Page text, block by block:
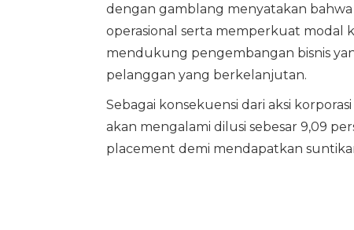
dengan gamblang menyatakan
operasional serta memperkuat modal
mendukung pengembangan bisnis
pelanggan yang berkelanjutan.
Sebagai konsekuensi dari aksi
akan mengalami dilusi sebesar 9,09
placement demi mendapatkan